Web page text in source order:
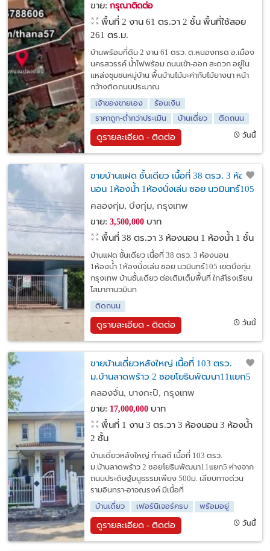
ขาย: กรุณาติดต่อ
พื้นที่ 2 งาน 61 ตร.วา 2 ชั้น พื้นที่ใช้สอย
261 ตร.ม.
บ้านพร้อมที่ดิน 2 งาน 61 ตรว. ต.หนองกรด อ.เมือง
นครสวรรค์ น้ำไฟพร้อม ถนนเข้า-ออก สะดวก อยู่ใน
แหล่งชุมชนหมู่บ้าน พื้นบ้านไม้มะค่ากับไม้ยางนา หน้า
กว้างติดถนนประมาณ
เจ้าของขายเอง
ร้อนเงิน
ราคาถูก-ต่ำกว่าประเมิน
บ้านเดี่ยว ติดถนน
ดูรายละเอียด - ติดต่อ วันนี้
ขายบ้านแฝด ชั้นเดียว เนื้อที่ 38 ตรว. 3 ห้อง
นอน 1ห้องน้ำ 1ห้องนั่งเล่น ซอย นวมินทร์105
เขตบึงกุ่ม กรุงเทพ
คลองกุ่ม, บึงกุ่ม, กรุงเทพ
ขาย: 3,500,000บาท
พื้นที่ 38 ตร.วา 3 ห้องนอน 1 ห้องน้ำ 1 ชั้น
บ้านแฝด ชั้นเดียว เนื้อที่ 38 ตรว. 3 ห้องนอน
1ห้องน้ำ 1ห้องนั่งเล่น ซอย นวมินทร์105 เขตบึงกุ่ม
กรุงเทพ บ้านชั้นเดียว ต่อเติมเต็มพื้นที่ ใกล้โรงเรียน
โสมาภานวมินท
ติดถนน
ดูรายละเอียด - ติดต่อ วันนี้
ขายบ้านเดี่ยวหลังใหญ่ เนื้อที่ 103 ตรว.
ม.บ้านลาดพร้าว 2 ซอยโยธินพัฒนา11แยก5
คลองจั่น, บางกะปิ, กรุงเทพ
ขาย: 17,000,000บาท
พื้นที่ 1 งาน 3 ตร.วา 3 ห้องนอน 3 ห้องน้ำ
2 ชั้น
บ้านเดี่ยวหลังใหญ่ ทำเลดี เนื้อที่ 103 ตรว.
ม.บ้านลาดพร้าว 2 ซอยโยธินพัฒนา11แยก5 ห่างจาก
ถนนประดิษฐ์มนูธรรมเพียง 500ม. เลียบทางด่วน
รามอินทรา-อาจณรงค์ มีเนื้อที่
บ้านเดี่ยว
เฟอร์นิเจอร์ครบ พร้อมอยู่
ดูรายละเอียด - ติดต่อ วันนี้